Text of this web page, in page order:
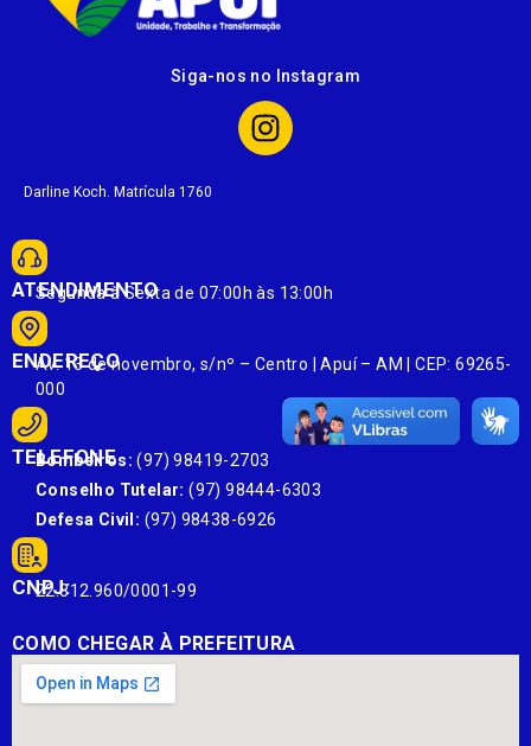
Siga-nos no Instagram
Darline Koch. Matrícula 1760
ATENDIMENTO
Segunda à Sexta de 07:00h às 13:00h
ENDEREÇO
Av. 13 de novembro, s/nº – Centro | Apuí – AM | CEP: 69265-
000
TELEFONE
Bombeiros: (97) 98419-2703
Conselho Tutelar: (97) 98444-6303
Defesa Civil: (97) 98438-6926
CNPJ:
22.812.960/0001-99
COMO CHEGAR À PREFEITURA